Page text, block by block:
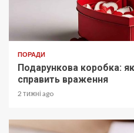
ПОРАДИ
Подарункова коробка:
справить враження
2 тижні ago